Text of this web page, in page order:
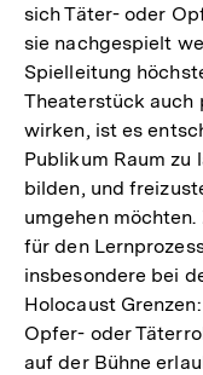
sich Täter- oder
sie nachgespielt
Spielleitung
Theaterstück auch
wirken, ist es
Publikum Raum zu
bilden, und
umgehen
für den
insbesondere bei
Holocaust
Opfer- oder
auf der Bühne